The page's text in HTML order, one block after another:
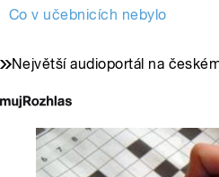
Co v učebnicích nebylo
Největší audioportál na